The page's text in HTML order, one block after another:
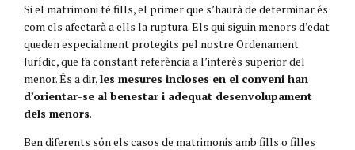
Si el matrimoni té fills, el primer que s’haurà de determinar és
com els afectarà a ells la ruptura. Els qui siguin menors d’edat
queden especialment protegits pel nostre Ordenament
Jurídic, que fa constant referència a l’interès superior del
menor. És a dir,les mesures incloses en el conveni han
d’orientar-se al benestar i adequat desenvolupament
dels menors.
Ben diferents són els casos de matrimonis amb fills o filles